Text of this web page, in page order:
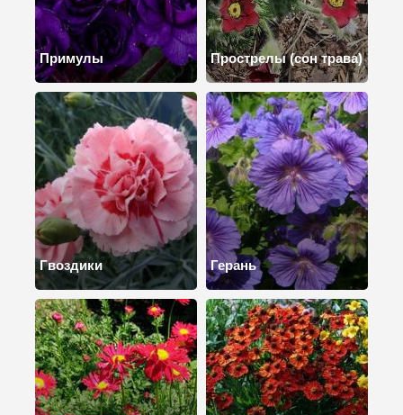
Примулы Прострелы (сон трава)
Гвоздики Герань